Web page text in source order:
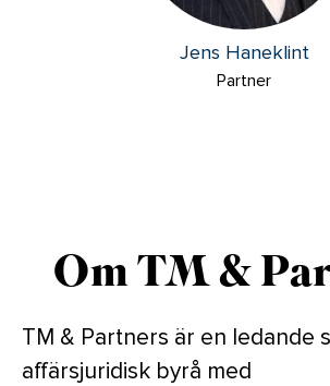
Jens Haneklint
Partner
Om TM &
TM & Partners är en ledande
affärsjuridisk byrå med